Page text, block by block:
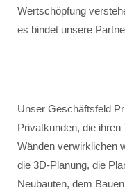
Wertschöpfung
es bindet unsere
Unser Geschäftsfeld
Privatkunden, die
Wänden verwirklichen
die 3D-Planung, die
Neubauten, dem